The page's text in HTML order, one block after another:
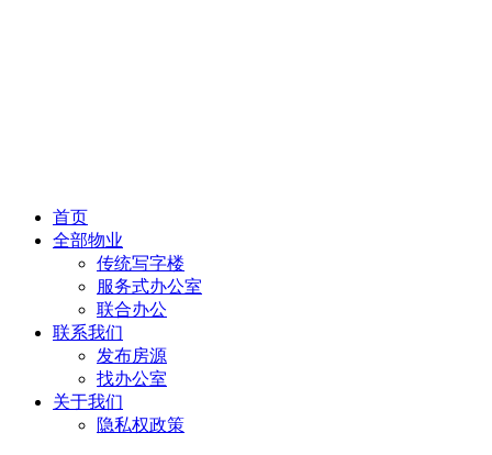
首页
全部物业
传统写字楼
服务式办公室
联合办公
联系我们
发布房源
找办公室
关于我们
隐私权政策